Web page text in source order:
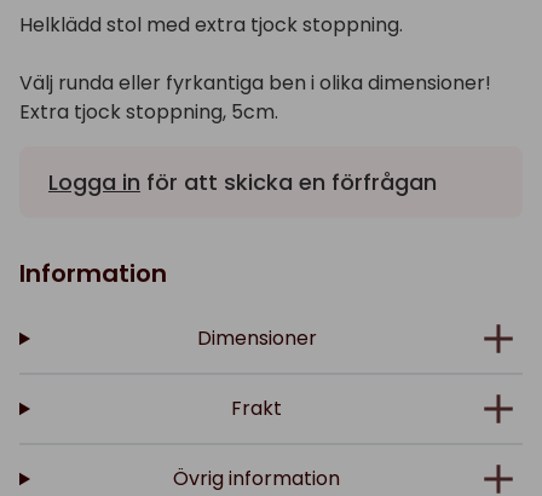
Helklädd stol med extra tjock stoppning.
Välj runda eller fyrkantiga ben i olika dimensioner!
Extra tjock stoppning, 5cm.
Logga in för att skicka en förfrågan
Information
Dimensioner
Frakt
Övrig information